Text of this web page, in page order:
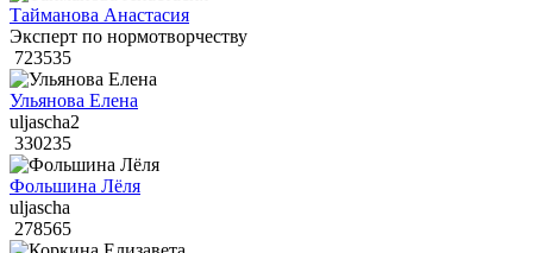
Тайманова Анастасия
Эксперт по нормотворчеству
723535
Ульянова Елена
uljascha2
330235
Фольшина Лёля
uljascha
278565